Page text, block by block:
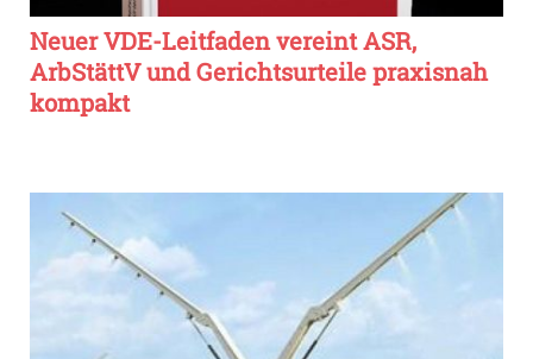
Neuer VDE-Leitfaden vereint ASR,
ArbStättV und Gerichtsurteile praxisnah
kompakt